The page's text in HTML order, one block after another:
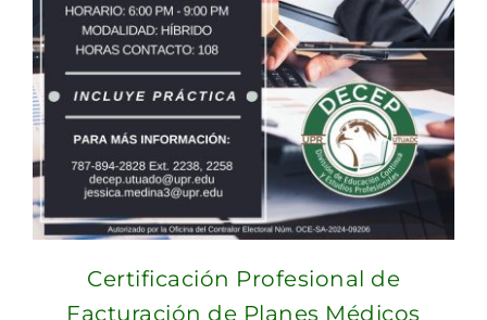
Certificación Profesional de
Facturación de Planes Médicos